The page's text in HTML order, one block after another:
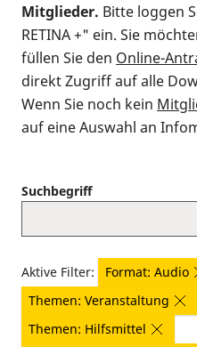
Mitglieder. Bitte loggen
RETINA +" ein. Sie
füllen Sie den Online-
direkt Zugriff auf alle
Wenn Sie noch kein
auf eine Auswahl an
Suchbegriff
Aktive Filter:
Format: Audio
Themen: Veranstaltung
Themen: Hilfsmittel